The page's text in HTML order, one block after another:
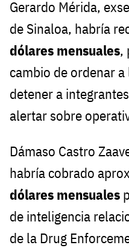
Gerardo Mérida,
de Sinaloa, habría
dólares mensuales,
cambio de ordenar
detener a
alertar sobre
Dámaso Castro
habría cobrado
dólares mensuales
de inteligencia
de la Drug